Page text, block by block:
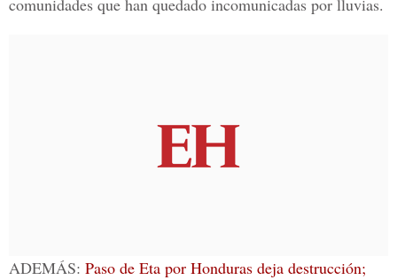
comunidades que han quedado incomunicadas por lluvias.
ADEMÁS: Paso de Eta por Honduras deja destrucción;